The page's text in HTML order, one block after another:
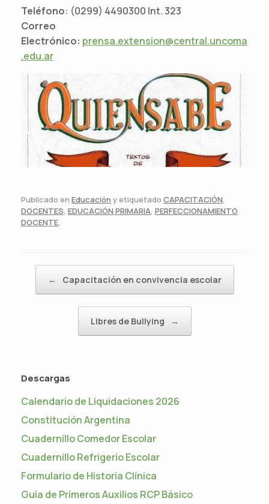
Teléfono: (0299) 4490300 Int. 323
Correo
Electrónico: prensa.extension@central.uncoma
.edu.ar
Publicado en Educación y etiquetado CAPACITACIÓN,
DOCENTES, EDUCACIÓN PRIMARIA, PERFECCIONAMIENTO
DOCENTE.
← Capacitación en convivencia escolar
Libres de Bullying →
Descargas
Calendario de Liquidaciones 2026
Constitución Argentina
Cuadernillo Comedor Escolar
Cuadernillo Refrigerio Escolar
Formulario de Historia Clínica
Guia de Primeros Auxilios RCP Básico